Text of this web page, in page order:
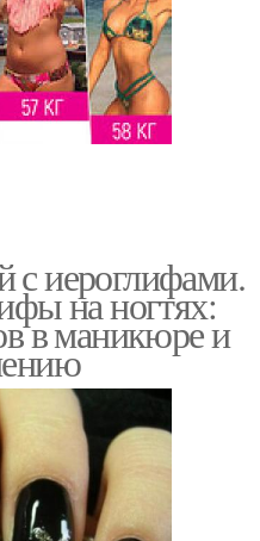
иероглифами.
на ногтях:
в маникюре и